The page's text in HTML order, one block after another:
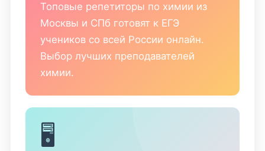
Топовые репетиторы по химии из
Москвы и СПб готовят к ЕГЭ
учеников со всей России онлайн.
Выбор лучших преподавателей
химии.
🖥️